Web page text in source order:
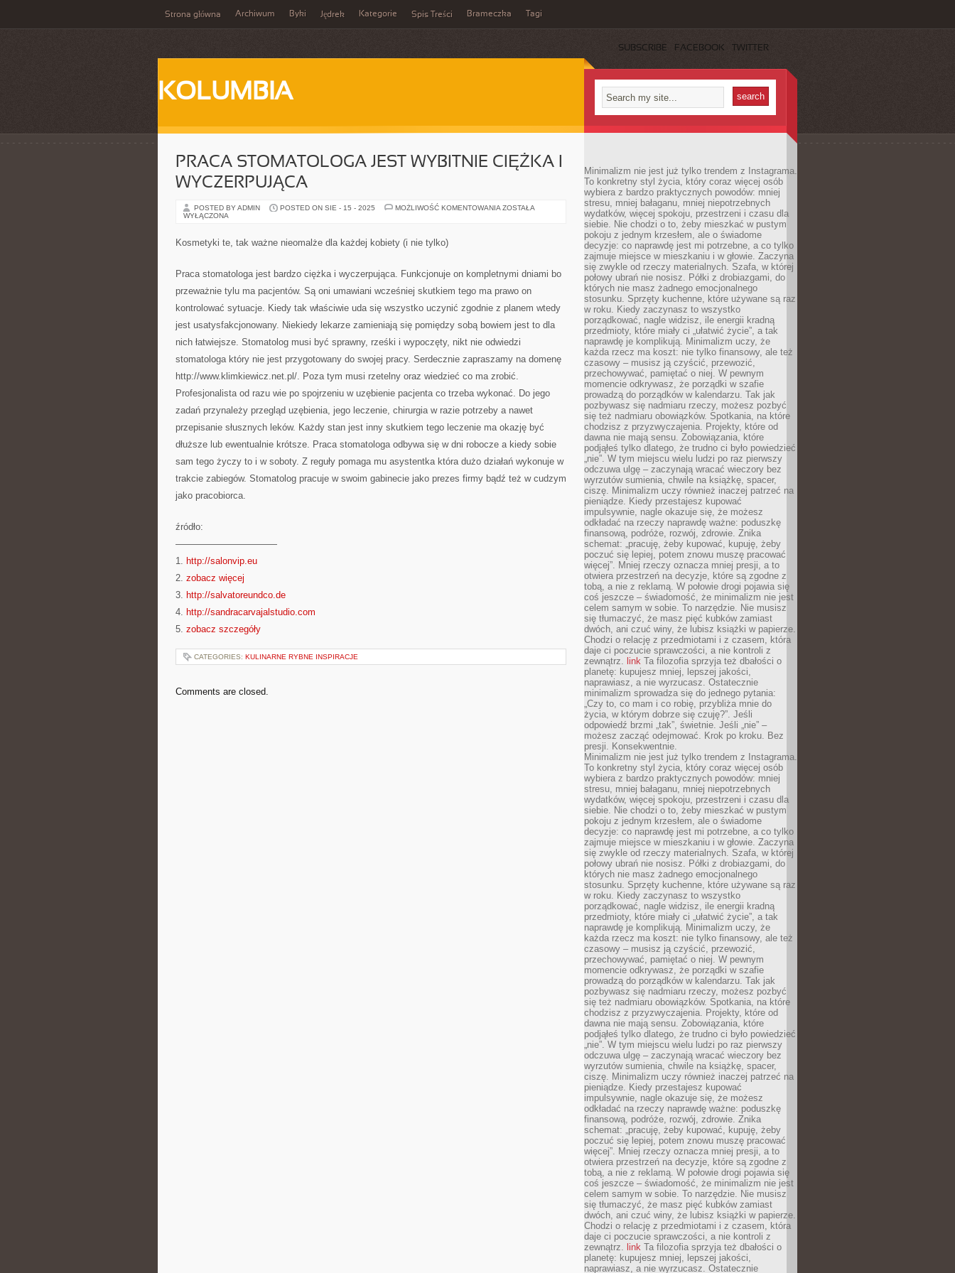
Strona główna Archiwum Byki Jędrek Kategorie Spis Treści Brameczka Tagi
SUBSCRIBE FACEBOOK TWITTER
KOLUMBIA
PRACA STOMATOLOGA JEST WYBITNIE CIĘŻKA I
WYCZERPUJĄCA
POSTED BY ADMIN POSTED ON SIE - 15 - 2025 MOŻLIWOŚĆ KOMENTOWANIA PRACA
ZOSTAŁA
WYŁĄCZONA
Kosmetyki te, tak ważne nieomalże dla każdej kobiety (i nie tylko)
Praca stomatologa jest bardzo ciężka i wyczerpująca. Funkcjonuje on kompletnymi dniami bo
przeważnie tylu ma pacjentów. Są oni umawiani wcześniej skutkiem tego ma prawo on
kontrolować sytuacje. Kiedy tak właściwie uda się wszystko uczynić zgodnie z planem wtedy
jest usatysfakcjonowany. Niekiedy lekarze zamieniają się pomiędzy sobą bowiem jest to dla
nich łatwiejsze. Stomatolog musi być sprawny, rześki i wypoczęty, nikt nie odwiedzi
stomatologa który nie jest przygotowany do swojej pracy. Serdecznie zapraszamy na domenę
http://www.klimkiewicz.net.pl/. Poza tym musi rzetelny oraz wiedzieć co ma zrobić.
Profesjonalista od razu wie po spojrzeniu w uzębienie pacjenta co trzeba wykonać. Do jego
zadań przynależy przegląd uzębienia, jego leczenie, chirurgia w razie potrzeby a nawet
przepisanie słusznych leków. Każdy stan jest inny skutkiem tego leczenie ma okazję być
dłuższe lub ewentualnie krótsze. Praca stomatologa odbywa się w dni robocze a kiedy sobie
sam tego życzy to i w soboty. Z reguły pomaga mu asystentka która dużo działań wykonuje w
trakcie zabiegów. Stomatolog pracuje w swoim gabinecie jako prezes firmy bądź też w cudzym
jako pracobiorca.
źródło:
———————————
1. http://salonvip.eu
2. zobacz więcej
3. http://salvatoreundco.de
4. http://sandracarvajalstudio.com
5. zobacz szczegóły
CATEGORIES: KULINARNE RYBNE INSPIRACJE
Comments are closed.
Minimalizm nie jest już tylko trendem z Instagrama.
To konkretny styl życia, który coraz więcej osób
wybiera z bardzo praktycznych powodów: mniej
stresu, mniej bałaganu, mniej niepotrzebnych
wydatków, więcej spokoju, przestrzeni i czasu dla
siebie. Nie chodzi o to, żeby mieszkać w pustym
pokoju z jednym krzesłem, ale o świadome
decyzje: co naprawdę jest mi potrzebne, a co tylko
zajmuje miejsce w mieszkaniu i w głowie. Zaczyna
się zwykle od rzeczy materialnych. Szafa, w której
połowy ubrań nie nosisz. Półki z drobiazgami, do
których nie masz żadnego emocjonalnego
stosunku. Sprzęty kuchenne, które używane są raz
w roku. Kiedy zaczynasz to wszystko
porządkować, nagle widzisz, ile energii kradną
przedmioty, które miały ci „ułatwić życie”, a tak
naprawdę je komplikują. Minimalizm uczy, że
każda rzecz ma koszt: nie tylko finansowy, ale też
czasowy – musisz ją czyścić, przewozić,
przechowywać, pamiętać o niej. W pewnym
momencie odkrywasz, że porządki w szafie
prowadzą do porządków w kalendarzu. Tak jak
pozbywasz się nadmiaru rzeczy, możesz pozbyć
się też nadmiaru obowiązków. Spotkania, na które
chodzisz z przyzwyczajenia. Projekty, które od
dawna nie mają sensu. Zobowiązania, które
podjąłeś tylko dlatego, że trudno ci było powiedzieć
„nie”. W tym miejscu wielu ludzi po raz pierwszy
odczuwa ulgę – zaczynają wracać wieczory bez
wyrzutów sumienia, chwile na książkę, spacer,
ciszę. Minimalizm uczy również inaczej patrzeć na
pieniądze. Kiedy przestajesz kupować
impulsywnie, nagle okazuje się, że możesz
odkładać na rzeczy naprawdę ważne: poduszkę
finansową, podróże, rozwój, zdrowie. Znika
schemat: „pracuję, żeby kupować, kupuję, żeby
poczuć się lepiej, potem znowu muszę pracować
więcej”. Mniej rzeczy oznacza mniej presji, a to
otwiera przestrzeń na decyzje, które są zgodne z
tobą, a nie z reklamą. W połowie drogi pojawia się
coś jeszcze – świadomość, że minimalizm nie jest
celem samym w sobie. To narzędzie. Nie musisz
się tłumaczyć, że masz pięć kubków zamiast
dwóch, ani czuć winy, że lubisz książki w papierze.
Chodzi o relację z przedmiotami i z czasem, która
daje ci poczucie sprawczości, a nie kontroli z
zewnątrz. link Ta filozofia sprzyja też dbałości o
planetę: kupujesz mniej, lepszej jakości,
naprawiasz, a nie wyrzucasz. Ostatecznie
minimalizm sprowadza się do jednego pytania:
„Czy to, co mam i co robię, przybliża mnie do
życia, w którym dobrze się czuję?”. Jeśli
odpowiedź brzmi „tak”, świetnie. Jeśli „nie” –
możesz zacząć odejmować. Krok po kroku. Bez
presji. Konsekwentnie.
Minimalizm nie jest już tylko trendem z Instagrama.
To konkretny styl życia, który coraz więcej osób
wybiera z bardzo praktycznych powodów: mniej
stresu, mniej bałaganu, mniej niepotrzebnych
wydatków, więcej spokoju, przestrzeni i czasu dla
siebie. Nie chodzi o to, żeby mieszkać w pustym
pokoju z jednym krzesłem, ale o świadome
decyzje: co naprawdę jest mi potrzebne, a co tylko
zajmuje miejsce w mieszkaniu i w głowie. Zaczyna
się zwykle od rzeczy materialnych. Szafa, w której
połowy ubrań nie nosisz. Półki z drobiazgami, do
których nie masz żadnego emocjonalnego
stosunku. Sprzęty kuchenne, które używane są raz
w roku. Kiedy zaczynasz to wszystko
porządkować, nagle widzisz, ile energii kradną
przedmioty, które miały ci „ułatwić życie”, a tak
naprawdę je komplikują. Minimalizm uczy, że
każda rzecz ma koszt: nie tylko finansowy, ale też
czasowy – musisz ją czyścić, przewozić,
przechowywać, pamiętać o niej. W pewnym
momencie odkrywasz, że porządki w szafie
prowadzą do porządków w kalendarzu. Tak jak
pozbywasz się nadmiaru rzeczy, możesz pozbyć
się też nadmiaru obowiązków. Spotkania, na które
chodzisz z przyzwyczajenia. Projekty, które od
dawna nie mają sensu. Zobowiązania, które
podjąłeś tylko dlatego, że trudno ci było powiedzieć
„nie”. W tym miejscu wielu ludzi po raz pierwszy
odczuwa ulgę – zaczynają wracać wieczory bez
wyrzutów sumienia, chwile na książkę, spacer,
ciszę. Minimalizm uczy również inaczej patrzeć na
pieniądze. Kiedy przestajesz kupować
impulsywnie, nagle okazuje się, że możesz
odkładać na rzeczy naprawdę ważne: poduszkę
finansową, podróże, rozwój, zdrowie. Znika
schemat: „pracuję, żeby kupować, kupuję, żeby
poczuć się lepiej, potem znowu muszę pracować
więcej”. Mniej rzeczy oznacza mniej presji, a to
otwiera przestrzeń na decyzje, które są zgodne z
tobą, a nie z reklamą. W połowie drogi pojawia się
coś jeszcze – świadomość, że minimalizm nie jest
celem samym w sobie. To narzędzie. Nie musisz
się tłumaczyć, że masz pięć kubków zamiast
dwóch, ani czuć winy, że lubisz książki w papierze.
Chodzi o relację z przedmiotami i z czasem, która
daje ci poczucie sprawczości, a nie kontroli z
zewnątrz. link Ta filozofia sprzyja też dbałości o
planetę: kupujesz mniej, lepszej jakości,
naprawiasz, a nie wyrzucasz. Ostatecznie